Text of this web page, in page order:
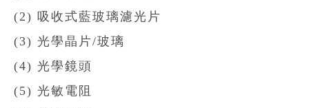
(2) 吸收式藍玻璃濾光片
(3) 光學晶片/玻璃
(4) 光學鏡頭
(5) 光敏電阻